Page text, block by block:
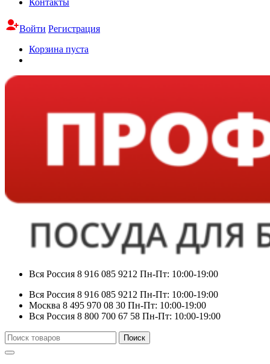
Контакты
Войти Регистрация
Корзина пуста
Вся Россия 8 916 085 9212 Пн-Пт: 10:00-19:00
Вся Россия 8 916 085 9212 Пн-Пт: 10:00-19:00
Москва 8 495 970 08 30 Пн-Пт: 10:00-19:00
Вся Россия 8 800 700 67 58 Пн-Пт: 10:00-19:00
Искать:
Поиск